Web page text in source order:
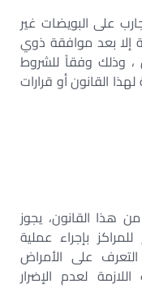
على البويضات غير
إلا بعد موافقة ذوي
، وذلك وفقاً للشروط
القانون أو قرارات
الإخلال بأحكام المادة (14) من هذا القانون، يجوز
بإجراء عملية
على الأمراض
لعدم الإضرار